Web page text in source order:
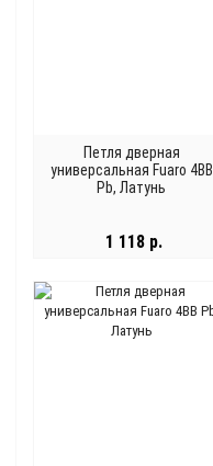
Петля дверная
универсальная Fuaro 4BB
Pb, Латунь
1 118 р.